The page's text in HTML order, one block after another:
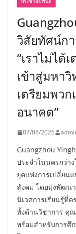
วิสัยทัศน์ก
“เราไม่ได้
เข้าสู่มหา
เตรียมพว
อนาคต”
07/08/2026
Guangzhou
ประจำในนครกว่า
ยุคแห่งการเปลี่ยน
สังคม โดยมุ่งพัฒน
นิเวศการเรียนรู้ที่
ทั้งด้านวิชาการ คุ
พร้อมสำหรับการศึ